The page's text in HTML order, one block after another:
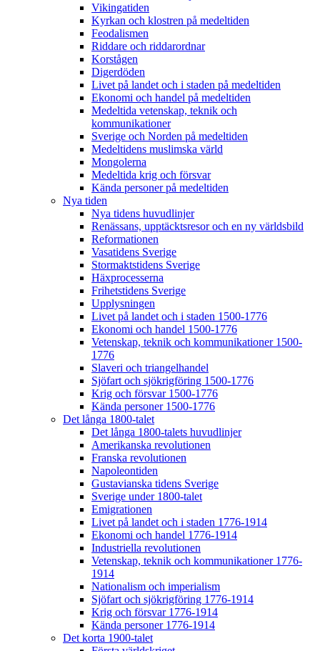
Vikingatiden
Kyrkan och klostren på medeltiden
Feodalismen
Riddare och riddarordnar
Korstågen
Digerdöden
Livet på landet och i staden på medeltiden
Ekonomi och handel på medeltiden
Medeltida vetenskap, teknik och
kommunikationer
Sverige och Norden på medeltiden
Medeltidens muslimska värld
Mongolerna
Medeltida krig och försvar
Kända personer på medeltiden
Nya tiden
Nya tidens huvudlinjer
Renässans, upptäcktsresor och en ny världsbild
Reformationen
Vasatidens Sverige
Stormaktstidens Sverige
Häxprocesserna
Frihetstidens Sverige
Upplysningen
Livet på landet och i staden 1500-1776
Ekonomi och handel 1500-1776
Vetenskap, teknik och kommunikationer 1500-
1776
Slaveri och triangelhandel
Sjöfart och sjökrigföring 1500-1776
Krig och försvar 1500-1776
Kända personer 1500-1776
Det långa 1800-talet
Det långa 1800-talets huvudlinjer
Amerikanska revolutionen
Franska revolutionen
Napoleontiden
Gustavianska tidens Sverige
Sverige under 1800-talet
Emigrationen
Livet på landet och i staden 1776-1914
Ekonomi och handel 1776-1914
Industriella revolutionen
Vetenskap, teknik och kommunikationer 1776-
1914
Nationalism och imperialism
Sjöfart och sjökrigföring 1776-1914
Krig och försvar 1776-1914
Kända personer 1776-1914
Det korta 1900-talet